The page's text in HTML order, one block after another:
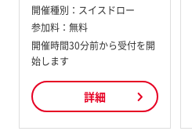
開催種別： スイスドロー
参加料： 無料
開催時間30分前から受付を開
始します
詳細